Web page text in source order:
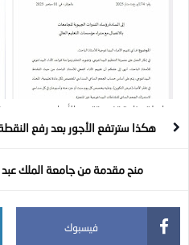
مراسلة وزارية تخص تقييم الأعباء
البيداغوجية للأستاذ الباحث
هكذا سترتفع الأجور بعد رفع النقطة
منح مقدمة من جامعة الملك عبد
فيسبوك